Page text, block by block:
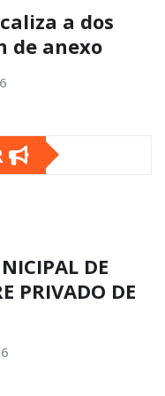
a dos
de anexo
DE
PRIVADO DE